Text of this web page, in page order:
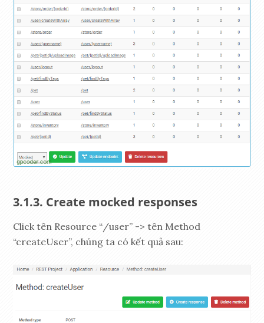
Create mocked responses
Click tên Resource “/user” -> tên Method
“createUser”, chúng ta có kết quả sau: